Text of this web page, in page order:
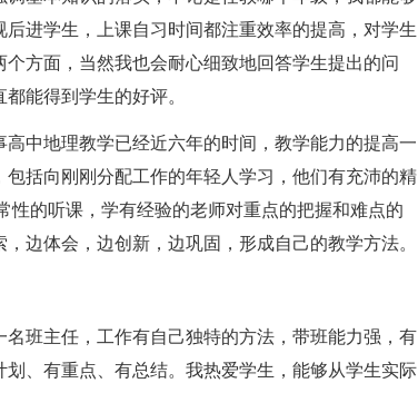
进学生，上课自习时间都注重效率的提高，对学生
方面，当然我也会耐心细致地回答学生提出的问
能得到学生的好评。
中地理教学已经近六年的时间，教学能力的提高一
括向刚刚分配工作的年轻人学习，他们有充沛的精
性的听课，学有经验的老师对重点的把握和难点的
边体会，边创新，边巩固，形成自己的教学方法。
班主任，工作有自己独特的方法，带班能力强，有
、有重点、有总结。我热爱学生，能够从学生实际